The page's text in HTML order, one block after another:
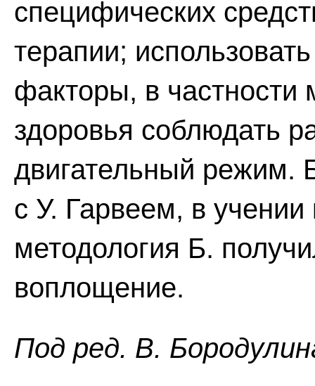
специфических
терапии;
факторы, в
здоровья соблюдать
двигательный режим.
с У. Гарвеем, в
методология Б.
воплощение.
Пoд peд. B.